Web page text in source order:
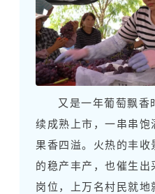
又是一年葡萄飘香
续成熟上市，一串串饱
果香四溢。火热的丰收
的稳产丰产，也催生出
岗位，上万名村民就